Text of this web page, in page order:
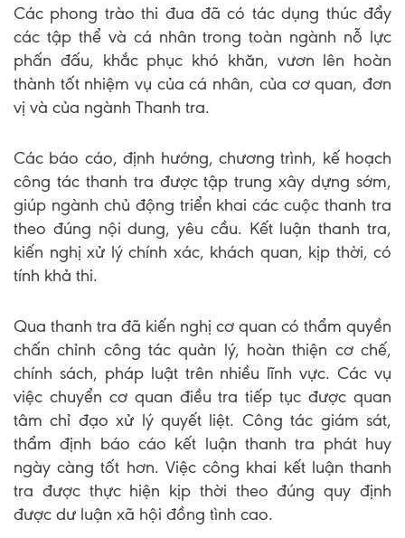
Các phong trào thi đua đã có tác dụng thúc đẩy
các tập thể và cá nhân trong toàn ngành nỗ lực
phấn đấu, khắc phục khó khăn, vươn lên hoàn
thành tốt nhiệm vụ của cá nhân, của cơ quan, đơn
vị và của ngành Thanh tra.
Các báo cáo, định hướng, chương trình, kế hoạch
công tác thanh tra được tập trung xây dựng sớm,
giúp ngành chủ động triển khai các cuộc thanh tra
theo đúng nội dung, yêu cầu. Kết luận thanh tra,
kiến nghị xử lý chính xác, khách quan, kịp thời, có
tính khả thi.
Qua thanh tra đã kiến nghị cơ quan có thẩm quyền
chấn chỉnh công tác quản lý, hoàn thiện cơ chế,
chính sách, pháp luật trên nhiều lĩnh vực. Các vụ
việc chuyển cơ quan điều tra tiếp tục được quan
tâm chỉ đạo xử lý quyết liệt. Công tác giám sát,
thẩm định báo cáo kết luận thanh tra phát huy
ngày càng tốt hơn. Việc công khai kết luận thanh
tra được thực hiện kịp thời theo đúng quy định
được dư luận xã hội đồng tình cao.